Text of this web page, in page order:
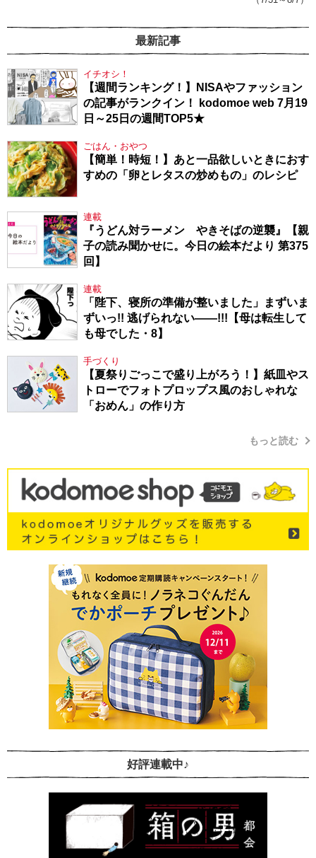
最新記事
イチオシ！
【週間ランキング！】NISAやファッション
の記事がランクイン！ kodomoe web 7月19
日～25日の週間TOP5★
ごはん・おやつ
【簡単！時短！】あと一品欲しいときにおす
すめの「卵とレタスの炒めもの」のレシピ
連載
『うどん対ラーメン やきそばの逆襲』【親
子の読み聞かせに。今日の絵本だより 第375
回】
連載
「陛下、寝所の準備が整いました」まずいま
ずいっ!! 逃げられない――!!!【母は転生して
も母でした・8】
手づくり
【夏祭りごっこで盛り上がろう！】紙皿やス
トローでフォトプロップス風のおしゃれな
「おめん」の作り方
もっと読む
好評連載中♪